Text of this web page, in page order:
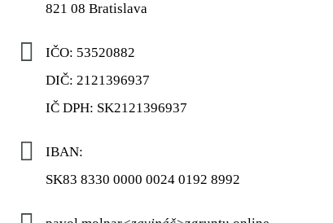
821 08 Bratislava
IČO: 53520882
DIČ: 2121396937
IČ DPH: SK2121396937
IBAN:
SK83 8330 0000 0024 0192 8992